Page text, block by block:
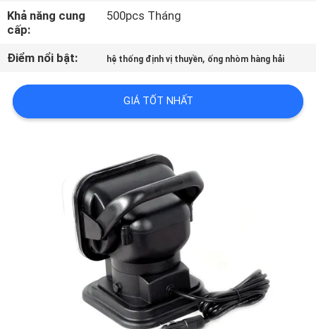
KIỂM
SOÁT
CHẤT
LƯỢNG
Khả năng cung
cấp:
500pcs Tháng
Điểm nổi bật: hệ thống định vị thuyền, ống nhòm hàng hải
GIÁ TỐT NHẤT